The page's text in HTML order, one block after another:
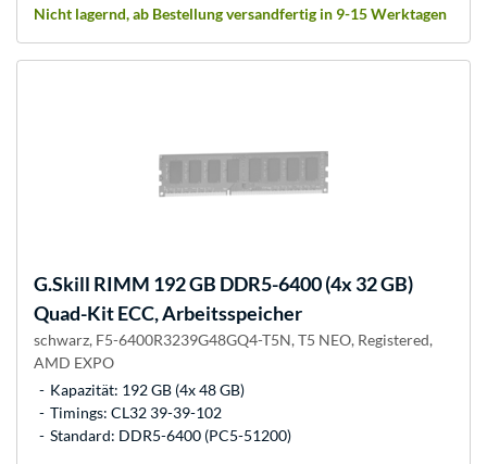
Nicht lagernd, ab Bestellung versandfertig in 9-15 Werktagen
G.Skill RIMM 192 GB DDR5-6400 (4x 32 GB)
Quad-Kit ECC, Arbeitsspeicher
schwarz, F5-6400R3239G48GQ4-T5N, T5 NEO, Registered,
AMD EXPO
Kapazität: 192 GB (4x 48 GB)
Timings: CL32 39-39-102
Standard: DDR5-6400 (PC5-51200)